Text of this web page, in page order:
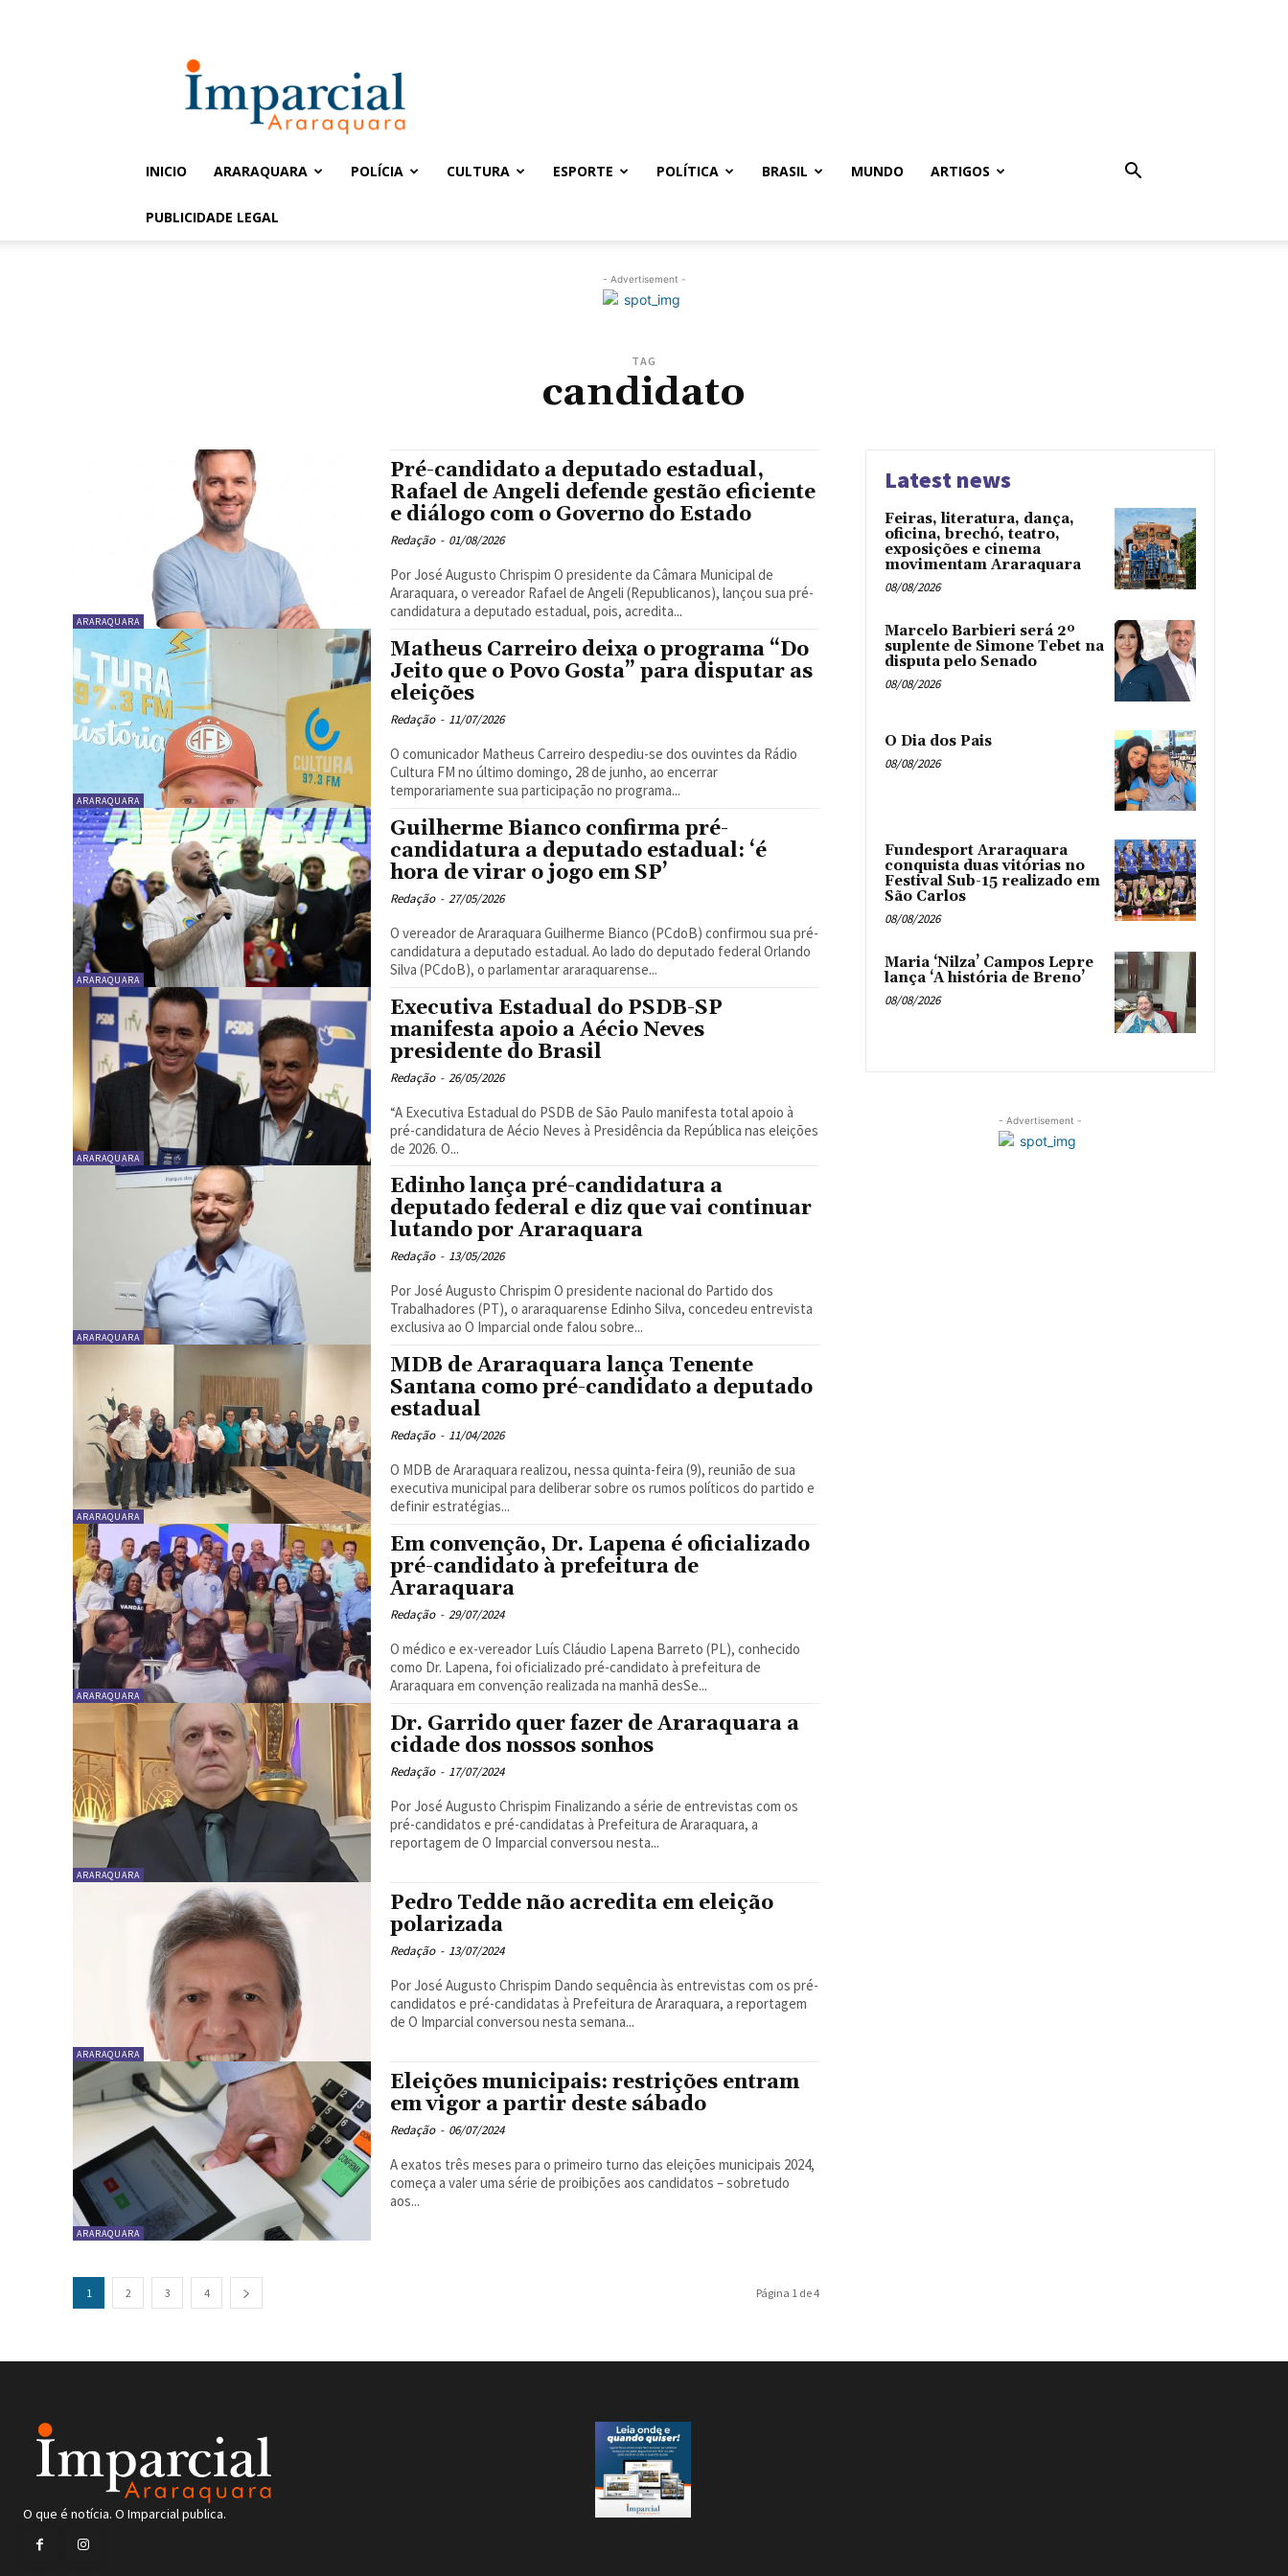
Imparcial
INICIO ARARAQUARA POLÍCIA CULTURA ESPORTE POLÍTICA BRASIL MUNDO ARTIGOS
PUBLICIDADE LEGAL
- Advertisement -
TAG
candidato
ARARAQUARA
Pré-candidato a deputado estadual,
Rafael de Angeli defende gestão eficiente
e diálogo com o Governo do Estado
Redação - 01/08/2026
Por José Augusto Chrispim O presidente da Câmara Municipal de
Araraquara, o vereador Rafael de Angeli (Republicanos), lançou sua pré-
candidatura a deputado estadual, pois, acredita...
ARARAQUARA
Matheus Carreiro deixa o programa “Do
Jeito que o Povo Gosta” para disputar as
eleições
Redação - 11/07/2026
O comunicador Matheus Carreiro despediu-se dos ouvintes da Rádio
Cultura FM no último domingo, 28 de junho, ao encerrar
temporariamente sua participação no programa...
ARARAQUARA
Guilherme Bianco confirma pré-
candidatura a deputado estadual: ‘é
hora de virar o jogo em SP’
Redação - 27/05/2026
O vereador de Araraquara Guilherme Bianco (PCdoB) confirmou sua pré-
candidatura a deputado estadual. Ao lado do deputado federal Orlando
Silva (PCdoB), o parlamentar araraquarense...
ARARAQUARA
Executiva Estadual do PSDB-SP
manifesta apoio a Aécio Neves
presidente do Brasil
Redação - 26/05/2026
“A Executiva Estadual do PSDB de São Paulo manifesta total apoio à
pré-candidatura de Aécio Neves à Presidência da República nas eleições
de 2026. O...
ARARAQUARA
Edinho lança pré-candidatura a
deputado federal e diz que vai continuar
lutando por Araraquara
Redação - 13/05/2026
Por José Augusto Chrispim O presidente nacional do Partido dos
Trabalhadores (PT), o araraquarense Edinho Silva, concedeu entrevista
exclusiva ao O Imparcial onde falou sobre...
ARARAQUARA
MDB de Araraquara lança Tenente
Santana como pré-candidato a deputado
estadual
Redação - 11/04/2026
O MDB de Araraquara realizou, nessa quinta-feira (9), reunião de sua
executiva municipal para deliberar sobre os rumos políticos do partido e
definir estratégias...
ARARAQUARA
Em convenção, Dr. Lapena é oficializado
pré-candidato à prefeitura de
Araraquara
Redação - 29/07/2024
O médico e ex-vereador Luís Cláudio Lapena Barreto (PL), conhecido
como Dr. Lapena, foi oficializado pré-candidato à prefeitura de
Araraquara em convenção realizada na manhã desSe...
ARARAQUARA
Dr. Garrido quer fazer de Araraquara a
cidade dos nossos sonhos
Redação - 17/07/2024
Por José Augusto Chrispim Finalizando a série de entrevistas com os
pré-candidatos e pré-candidatas à Prefeitura de Araraquara, a
reportagem de O Imparcial conversou nesta...
ARARAQUARA
Pedro Tedde não acredita em eleição
polarizada
Redação - 13/07/2024
Por José Augusto Chrispim Dando sequência às entrevistas com os pré-
candidatos e pré-candidatas à Prefeitura de Araraquara, a reportagem
de O Imparcial conversou nesta semana...
ARARAQUARA
Eleições municipais: restrições entram
em vigor a partir deste sábado
Redação - 06/07/2024
A exatos três meses para o primeiro turno das eleições municipais 2024,
começa a valer uma série de proibições aos candidatos – sobretudo
aos...
1 2 3 4 Página 1 de 4
Latest news
Feiras, literatura, dança,
oficina, brechó, teatro,
exposições e cinema
movimentam Araraquara
08/08/2026
Marcelo Barbieri será 2º
suplente de Simone Tebet na
disputa pelo Senado
08/08/2026
O Dia dos Pais
08/08/2026
Fundesport Araraquara
conquista duas vitórias no
Festival Sub-15 realizado em
São Carlos
08/08/2026
Maria ‘Nilza’ Campos Lepre
lança ‘A história de Breno’
08/08/2026
- Advertisement -
O que é notícia. O Imparcial publica.